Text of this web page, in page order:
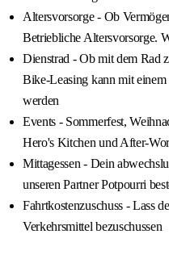
Altersvorsorge - Ob
Betriebliche Altersvorsorge.
Dienstrad - Ob mit dem Rad
Bike-Leasing kann mit
werden
Events - Sommerfest,
Hero's Kitchen und After-
Mittagessen - Dein
unseren Partner Potpourri
Fahrtkostenzuschuss - Lass
Verkehrsmittel bezuschussen